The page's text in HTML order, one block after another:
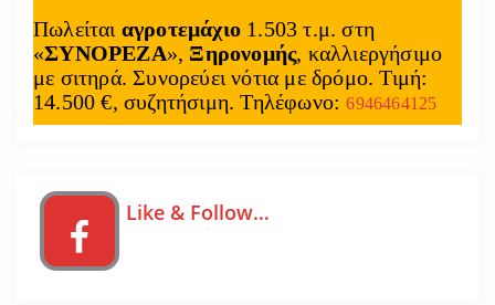
Πωλείται αγροτεμάχιο 1.503 τ.μ. στη
«ΣΥΝΟΡΕΖΑ», Ξηρονομής, καλλιεργήσιμο
με σιτηρά. Συνορεύει νότια με δρόμο. Τιμή:
14.500 €, συζητήσιμη. Τηλέφωνο:6946464125
Like & Follow…